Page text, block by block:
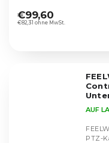
durchschnittliche
Produktbewertung
€82,31 ohne MwSt.
€99,60
AUF
PTZ-